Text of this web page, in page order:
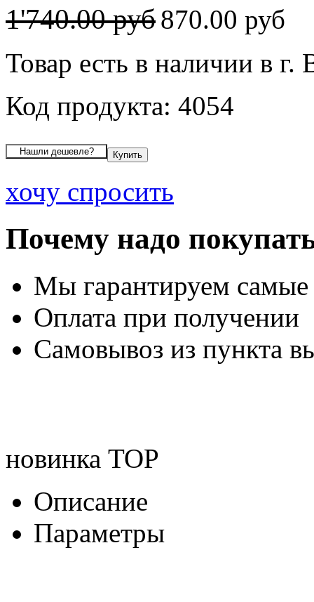
1'740.00 руб870.00 руб
Товар есть в наличии в г.
Код продукта: 4054
хочу спросить
Почему надо
Мы гарантируем
Оплата при получении
Самовывоз из пункта
новинка TOP
Описание
Параметры